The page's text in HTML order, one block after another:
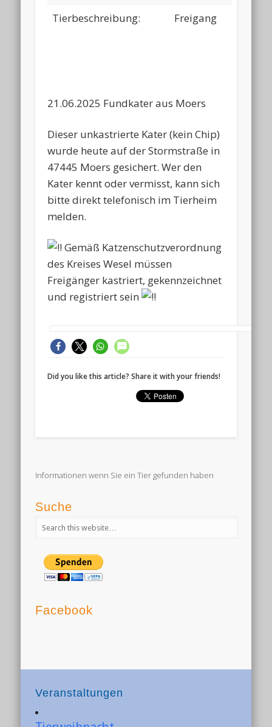
Tierbeschreibung:
Freigang
21.06.2025 Fundkater aus Moers
Dieser unkastrierte Kater (kein Chip)
wurde heute auf der Stormstraße in
47445 Moers gesichert. Wer den
Kater kennt oder vermisst, kann sich
bitte direkt telefonisch im Tierheim
melden.
Gemäß Katzenschutzverordnung
des Kreises Wesel müssen
Freigänger kastriert, gekennzeichnet
und registriert sein
Did you like this article? Share it with your friends!
Informationen wenn Sie ein Tier gefunden haben
Suche
Facebook
Veranstaltungen